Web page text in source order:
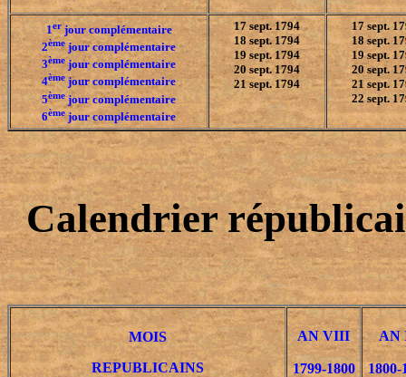
1erjour complémentaire
2èmejour complémentaire
3èmejour complémentaire
4èmejour complémentaire
5èmejour complémentaire
6èmejour complémentaire
17 sept. 1794
18 sept. 1794
19 sept. 1794
20 sept. 1794
21 sept. 1794
17 sept.
18 sept.
19 sept.
20 sept.
21 sept.
22 sept.
Calendrier
MOIS
REPUBLICAINS
AN VIII
1799-1800
AN
1800-